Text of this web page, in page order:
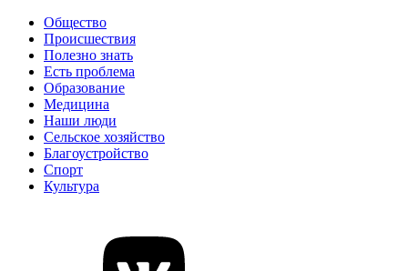
Общество
Происшествия
Полезно знать
Есть проблема
Образование
Медицина
Наши люди
Сельское хозяйство
Благоустройство
Спорт
Культура